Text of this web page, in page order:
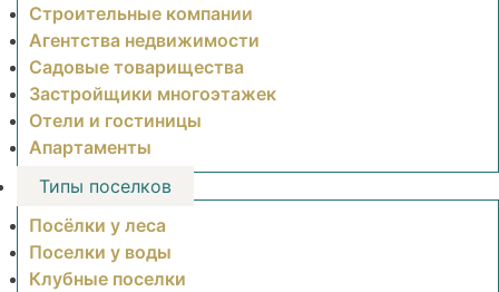
Строительные компании
Агентства недвижимости
Садовые товарищества
Застройщики многоэтажек
Отели и гостиницы
Апартаменты
Типы поселков
Посёлки у леса
Поселки у воды
Клубные поселки